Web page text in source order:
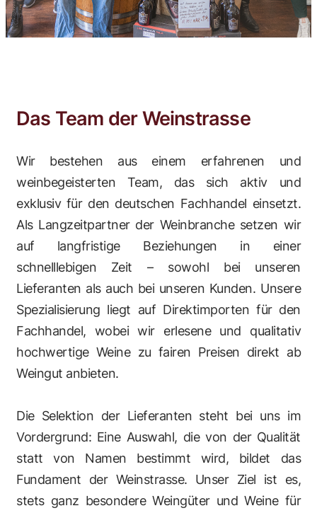
Das Team der Weinstrasse
Wir bestehen aus einem erfahrenen und
weinbegeisterten Team, das sich aktiv und
exklusiv für den deutschen Fachhandel einsetzt.
Als Langzeitpartner der Weinbranche setzen wir
auf langfristige Beziehungen in einer
schnelllebigen Zeit – sowohl bei unseren
Lieferanten als auch bei unseren Kunden. Unsere
Spezialisierung liegt auf Direktimporten für den
Fachhandel, wobei wir erlesene und qualitativ
hochwertige Weine zu fairen Preisen direkt ab
Weingut anbieten.
Die Selektion der Lieferanten steht bei uns im
Vordergrund: Eine Auswahl, die von der Qualität
statt von Namen bestimmt wird, bildet das
Fundament der Weinstrasse. Unser Ziel ist es,
stets ganz besondere Weingüter und Weine für